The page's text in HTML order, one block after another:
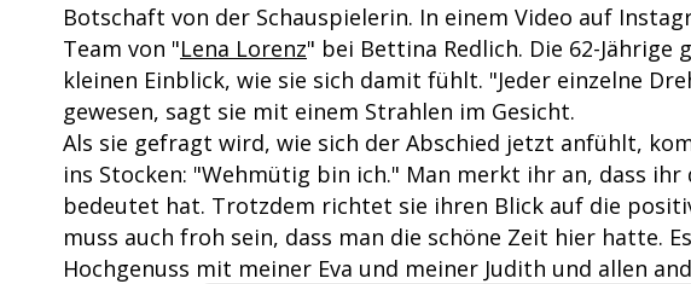
Botschaft von der Schauspielerin. In einem Video auf
Team von "Lena Lorenz" bei Bettina Redlich. Die 62-Jährige
kleinen Einblick, wie sie sich damit fühlt. "Jeder einzelne
gewesen, sagt sie mit einem Strahlen im Gesicht.
Als sie gefragt wird, wie sich der Abschied jetzt anfühlt,
ins Stocken: "Wehmütig bin ich." Man merkt ihr an, dass ihr
bedeutet hat. Trotzdem richtet sie ihren Blick auf die
muss auch froh sein, dass man die schöne Zeit hier hatte.
Hochgenuss mit meiner Eva und meiner Judith und allen